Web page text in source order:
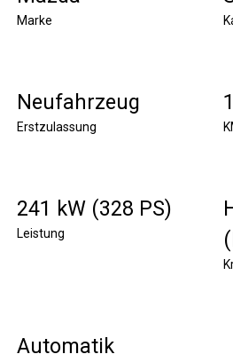
Marke
Neufahrzeug
Erstzulassung
241 kW (328 PS)
Leistung
Automatik